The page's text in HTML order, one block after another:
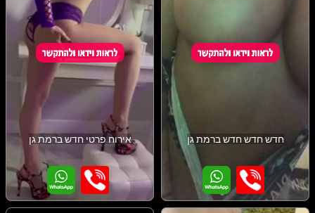
חדש חדש חדש ברמת גן אירוח פרטי חדש ברמת גן